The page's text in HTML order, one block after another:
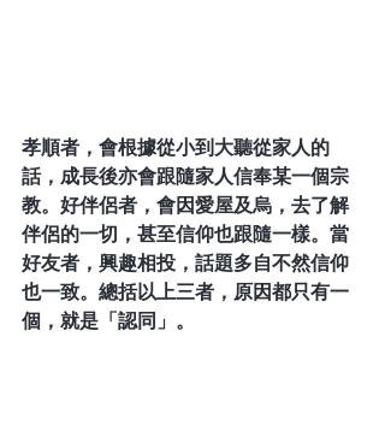
孝順者，會根據從小到大聽從家人的
話，成長後亦會跟隨家人信奉某一個宗
教。好伴侶者，會因愛屋及烏，去了解
伴侶的一切，甚至信仰也跟隨一樣。當
好友者，興趣相投，話題多自不然信仰
也一致。總括以上三者，原因都只有一
個，就是「認同」。